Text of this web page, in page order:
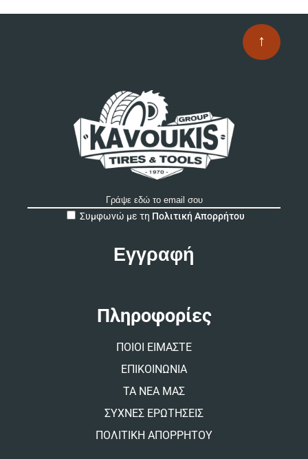
↑
Συμφωνώ με τη Πολιτική Απορρήτου
Πληροφορίες
ΠΟΙΟΙ ΕΙΜΑΣΤΕ
ΕΠΙΚΟΙΝΩΝΙΑ
ΤΑ ΝΕΑ ΜΑΣ
ΣΥΧΝΕΣ ΕΡΩΤΗΣΕΙΣ
ΠΟΛΙΤΙΚΗ ΑΠΟΡΡΗΤΟΥ